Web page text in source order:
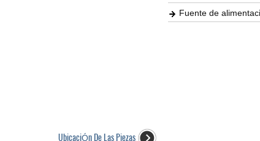
UbicaciÓn De Las Piezas
Fuente de